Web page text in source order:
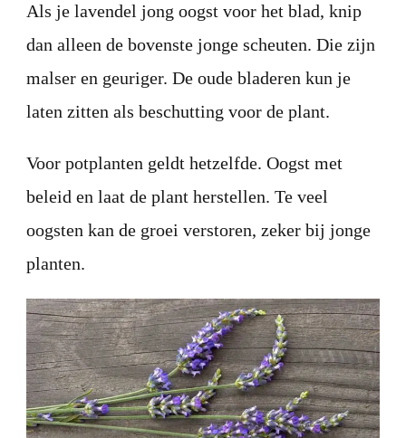
Als je lavendel jong oogst voor het blad, knip
dan alleen de bovenste jonge scheuten. Die zijn
malser en geuriger. De oude bladeren kun je
laten zitten als beschutting voor de plant.
Voor potplanten geldt hetzelfde. Oogst met
beleid en laat de plant herstellen. Te veel
oogsten kan de groei verstoren, zeker bij jonge
planten.